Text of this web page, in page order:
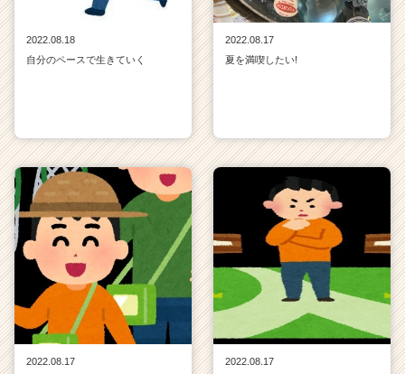
2022.08.18
自分のペースで生きていく
2022.08.17
夏を満喫したい!
2022.08.17
2022.08.17